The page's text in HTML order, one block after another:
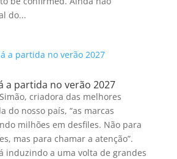
do...
a partida no verão 2027
criadora das melhores
do nosso país, “as marcas
milhões em desfiles. Não para
mas para chamar a atenção”.
induzindo a uma volta de grandes